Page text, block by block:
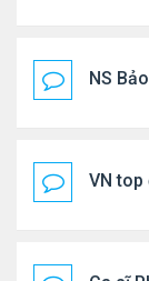
NS
VN top